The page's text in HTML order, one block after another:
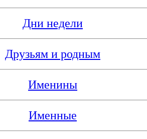
Дни недели
Друзьям и родным
Именины
Именные